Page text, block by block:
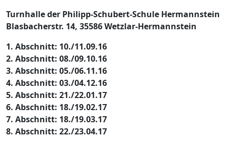
Turnhalle der Philipp-Schubert-Schule Hermannstein
Blasbacherstr. 14, 35586 Wetzlar-Hermannstein
1. Abschnitt: 10./11.09.16
2. Abschnitt: 08./09.10.16
3. Abschnitt: 05./06.11.16
4. Abschnitt: 03./04.12.16
5. Abschnitt: 21./22.01.17
6. Abschnitt: 18./19.02.17
7. Abschnitt: 18./19.03.17
8. Abschnitt: 22./23.04.17